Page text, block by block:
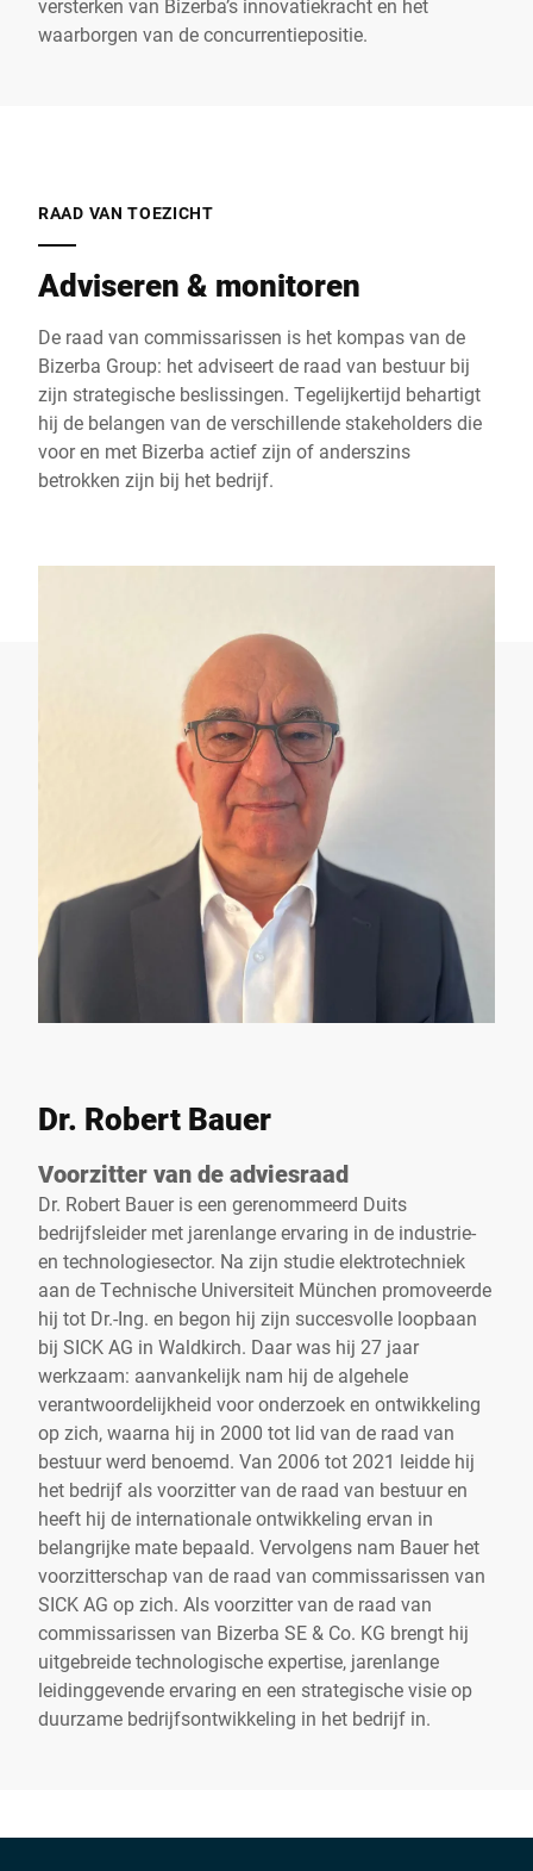
versterken van Bizerba’s innovatiekracht en het
waarborgen van de concurrentiepositie.
RAAD VAN TOEZICHT
Adviseren & monitoren
De raad van commissarissen is het kompas van de
Bizerba Group: het adviseert de raad van bestuur bij
zijn strategische beslissingen. Tegelijkertijd behartigt
hij de belangen van de verschillende stakeholders die
voor en met Bizerba actief zijn of anderszins
betrokken zijn bij het bedrijf.
Dr. Robert Bauer
Voorzitter van de adviesraad
Dr. Robert Bauer is een gerenommeerd Duits
bedrijfsleider met jarenlange ervaring in de industrie-
en technologiesector. Na zijn studie elektrotechniek
aan de Technische Universiteit München promoveerde
hij tot Dr.-Ing. en begon hij zijn succesvolle loopbaan
bij SICK AG in Waldkirch. Daar was hij 27 jaar
werkzaam: aanvankelijk nam hij de algehele
verantwoordelijkheid voor onderzoek en ontwikkeling
op zich, waarna hij in 2000 tot lid van de raad van
bestuur werd benoemd. Van 2006 tot 2021 leidde hij
het bedrijf als voorzitter van de raad van bestuur en
heeft hij de internationale ontwikkeling ervan in
belangrijke mate bepaald. Vervolgens nam Bauer het
voorzitterschap van de raad van commissarissen van
SICK AG op zich. Als voorzitter van de raad van
commissarissen van Bizerba SE & Co. KG brengt hij
uitgebreide technologische expertise, jarenlange
leidinggevende ervaring en een strategische visie op
duurzame bedrijfsontwikkeling in het bedrijf in.